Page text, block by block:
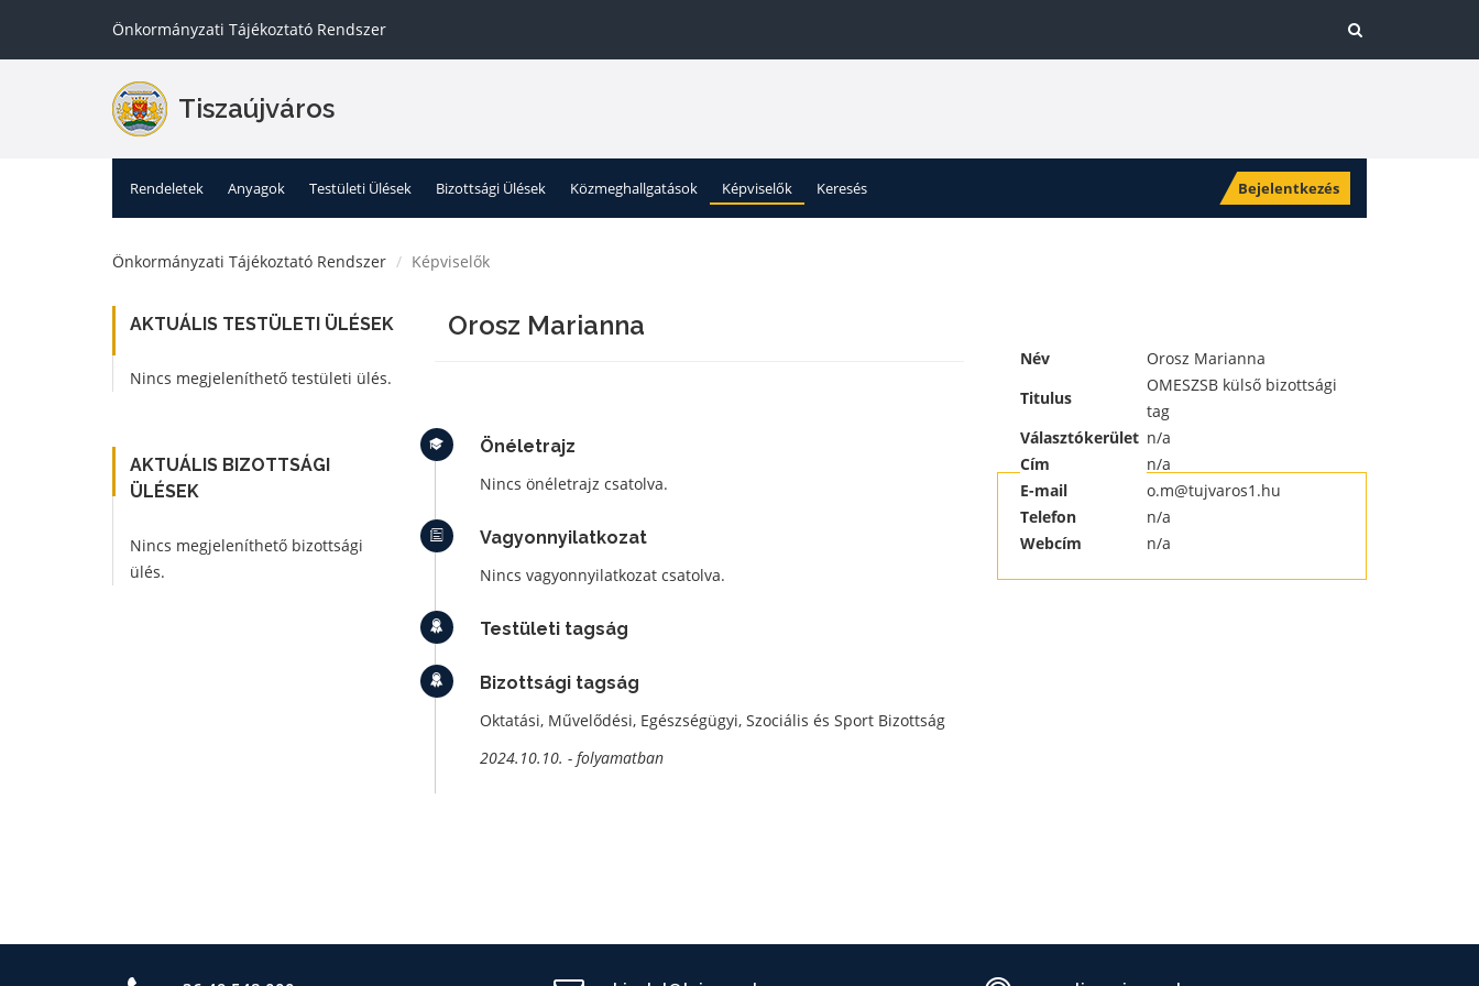
Önkormányzati Tájékoztató Rendszer
Tiszaújváros
Rendeletek Anyagok Testületi Ülések Bizottsági Ülések Közmeghallgatások Képviselők Keresés Bejelentkezés
Önkormányzati Tájékoztató Rendszer Képviselők
AKTUÁLIS TESTÜLETI ÜLÉSEK
Nincs megjeleníthető testületi ülés.
AKTUÁLIS BIZOTTSÁGI
ÜLÉSEK
Nincs megjeleníthető bizottsági
ülés.
Orosz Marianna
Önéletrajz
Nincs önéletrajz csatolva.
Vagyonnyilatkozat
Nincs vagyonnyilatkozat csatolva.
Testületi tagság
Bizottsági tagság
Oktatási, Művelődési, Egészségügyi, Szociális és Sport Bizottság
2024.10.10. - folyamatban
Név
Orosz Marianna
Titulus
OMESZSB külső bizottsági
tag
Választókerület n/a
Cím
n/a
E-mail
o.m@tujvaros1.hu
Telefon
n/a
Webcím
n/a